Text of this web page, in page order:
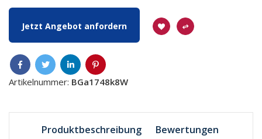
Jetzt Angebot anfordern
Artikelnummer: BGa1748k8W
Produktbeschreibung Bewertungen